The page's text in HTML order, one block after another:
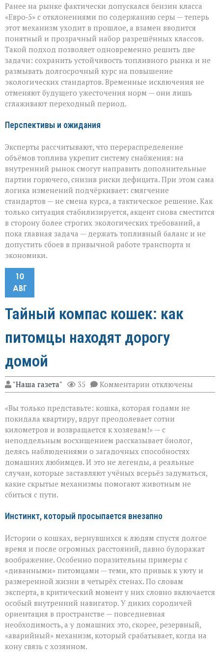
Ранее на рынке фактически допускался бензин класса
«Евро‑5» с отклонениями по содержанию серы — теперь
этот механизм уходит в прошлое, а взамен вводится
понятный и прозрачный набор разрешённых классов.
Такой подход позволяет одновременно решить две
задачи: сохранить устойчивость топливного рынка и не
размывать долгосрочный курс на повышение
экологических стандартов. Временные исключения не
отменяют будущего ужесточения норм — они лишь
сглаживают переходный период.
Перспективы и ожидания
Эксперты рассчитывают, что перераспределение
объёмов топлива укрепит систему снабжения: на
внутренний рынок смогут направить дополнительные
партии горючего, снизив риски дефицита. При этом сама
логика изменений подчёркивает: смягчение
стандартов — не смена курса, а тактическое решение. Как
только ситуация стабилизируется, акцент снова сместится
в сторону более строгих экологических требований, а
пока главная задача — держать топливный баланс и не
допустить сбоев в привычной работе транспорта и
экономики.
10
АВГ
Тайный компас кошек: как
питомцы находят дорогу
домой
"Наша газета" 35 Комментарии к
записи
компас
кошек:
питомцы
находят
дорогу
домой
отключены
«Вы только представьте: кошка, которая годами не
покидала квартиру, вдруг преодолевает сотни
километров и возвращается к хозяевам!» — с
неподдельным восхищением рассказывает биолог,
делясь наблюдениями о загадочных способностях
домашних любимцев. И это не легенды, а реальные
случаи, которые заставляют учёных всерьёз задуматься,
какие скрытые механизмы помогают животным не
сбиться с пути.
Инстинкт, который просыпается внезапно
Истории о кошках, вернувшихся к людям спустя долгое
время и после огромных расстояний, давно будоражат
воображение. Особенно поразительны примеры с
«диванными» питомцами — теми, кто привык к уюту и
размеренной жизни в четырёх стенах. По словам
эксперта, в критический момент у них словно включается
особый внутренний навигатор. У диких сородичей
ориентация в пространстве — повседневная
необходимость, а у домашних это, скорее, резервный,
«аварийный» механизм, который срабатывает, когда на
кону связь с хозяином.